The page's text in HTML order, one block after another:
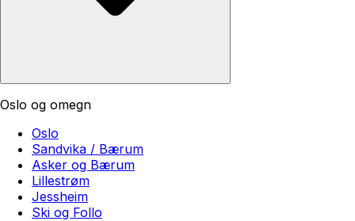
Oslo og omegn
Oslo
Sandvika / Bærum
Asker og Bærum
Lillestrøm
Jessheim
Ski og Follo